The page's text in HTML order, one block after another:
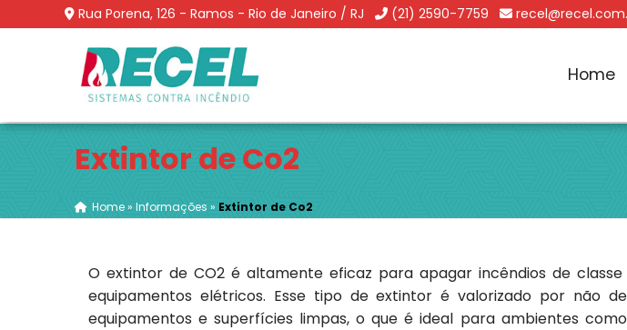
Rua Porena, 126 - Ramos - Rio de Janeiro / RJ (21) 2590-7759
Home
Extintor de Co2
Home»Informações » Extintor de Co2
O extintor de CO2 é altamente eficaz para apagar incêndios de
equipamentos elétricos. Esse tipo de extintor é valorizado por não
equipamentos e superfícies limpas, o que é ideal para ambientes